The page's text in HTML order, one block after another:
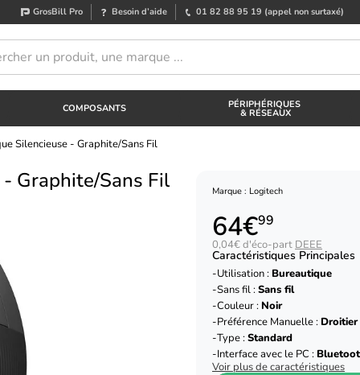
GrosBill Pro Besoin d’aide 01 82 88 95 19 (appel non surtaxé)
COMPOSANTS PÉRIPHÉRIQUES
& RÉSEAUX
Silencieuse - Graphite/Sans Fil
Graphite/Sans Fil Marque : Logitech
64€99
0,04€ d'éco-part DEEE
Caractéristiques Principales
Utilisation : Bureautique
Sans fil :Sans fil
Couleur : Noir
Préférence Manuelle : Droitier
Type :Standard
Interface avec le PC :
Voir plus de caractéristiques